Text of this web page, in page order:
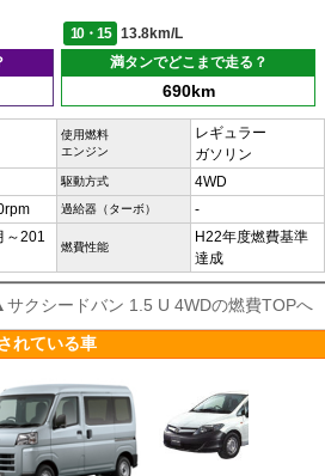
10・15
13.8km/L
満タンでどこまで走る？
690km
使用燃料
エンジン
レギュラー
ガソリン
駆動方式 4WD
過給器（ターボ） -
～201
燃費性能
H22年度燃費基準
達成
サクシードバン 1.5 U 4WDの燃費TOPへ
れている車